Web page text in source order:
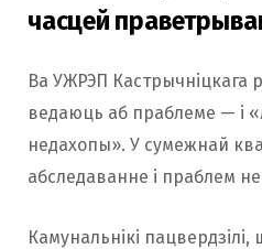
часцей
Ва УЖРЭП Кастрычніцкага
ведаюць аб праблеме — і
недахопы». У сумежнай
абследаванне і праблем
Камунальнікі пацвердзілі,